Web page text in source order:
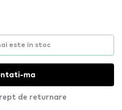
este in stoc
ma
de returnare